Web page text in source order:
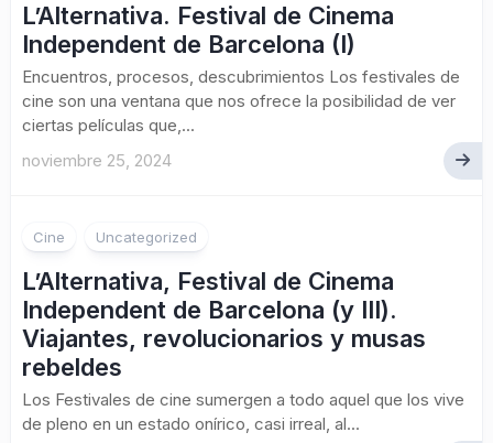
L’Alternativa. Festival de Cinema
Independent de Barcelona (I)
Encuentros, procesos, descubrimientos Los festivales de
cine son una ventana que nos ofrece la posibilidad de ver
ciertas películas que,...
noviembre 25, 2024
Cine Uncategorized
L’Alternativa, Festival de Cinema
Independent de Barcelona (y III).
Viajantes, revolucionarios y musas
rebeldes
Los Festivales de cine sumergen a todo aquel que los vive
de pleno en un estado onírico, casi irreal, al...